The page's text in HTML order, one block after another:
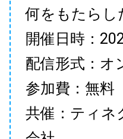
何をもたらし
開催日時：
配信形式：オ
参加費：無料
共催：ティネ